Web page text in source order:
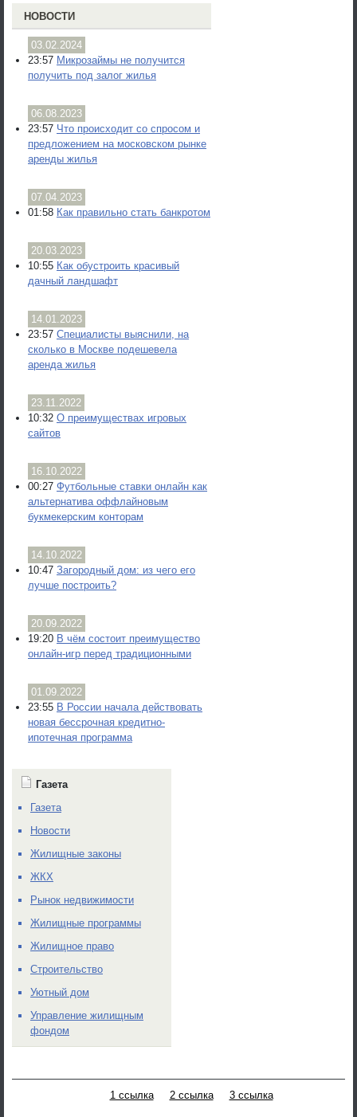
НОВОСТИ
03.02.2024
23:57 Микрозаймы не получится
получить под залог жилья
06.08.2023
23:57 Что происходит со спросом и
предложением на московском рынке
аренды жилья
07.04.2023
01:58 Как правильно стать банкротом
20.03.2023
10:55 Как обустроить красивый
дачный ландшафт
14.01.2023
23:57 Специалисты выяснили, на
сколько в Москве подешевела
аренда жилья
23.11.2022
10:32 О преимуществах игровых
сайтов
16.10.2022
00:27 Футбольные ставки онлайн как
альтернатива оффлайновым
букмекерским конторам
14.10.2022
10:47 Загородный дом: из чего его
лучше построить?
20.09.2022
19:20 В чём состоит преимущество
онлайн-игр перед традиционными
01.09.2022
23:55 В России начала действовать
новая бессрочная кредитно-
ипотечная программа
Газета
Газета
Новости
Жилищные законы
ЖКХ
Рынок недвижимости
Жилищные программы
Жилищное право
Строительство
Уютный дом
Управление жилищным
фондом
1 ссылка 2 ссылка 3 ссылка